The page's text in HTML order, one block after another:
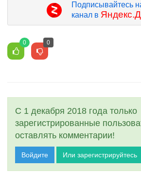
Подписывайтесь
канал в
0 0
С 1 декабря 2018 года только
зарегистрированные
оставлять комментарии!
Войдите Или зарегистрируйтесь